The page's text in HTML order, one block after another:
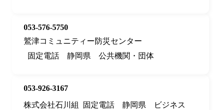
053-576-5750
鷲津コミュニティー防災センター
固定電話
静岡県 公共機関・団体
053-926-3167
株式会社石川組
固定電話 静岡県 ビジネス